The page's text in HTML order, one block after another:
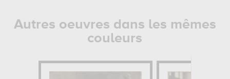
Autres oeuvres dans les mêmes
couleurs